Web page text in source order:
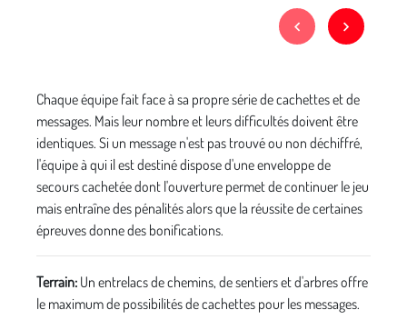
Chaque équipe fait face à sa propre série de cachettes et de
messages. Mais leur nombre et leurs difficultés doivent être
identiques. Si un message n'est pas trouvé ou non déchiffré,
l'équipe à qui il est destiné dispose d'une enveloppe de
secours cachetée dont l'ouverture permet de continuer le jeu
mais entraîne des pénalités alors que la réussite de certaines
épreuves donne des bonifications.
Terrain: Un entrelacs de chemins, de sentiers et d'arbres offre
le maximum de possibilités de cachettes pour les messages.